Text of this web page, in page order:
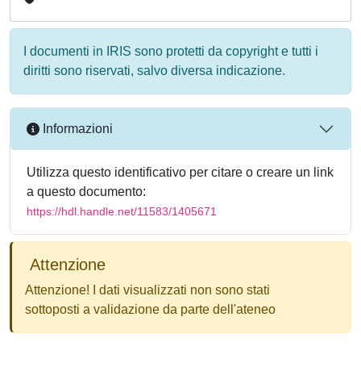
I documenti in IRIS sono protetti da copyright e tutti i
diritti sono riservati, salvo diversa indicazione.
Informazioni
Utilizza questo identificativo per citare o creare un link
a questo documento:
https://hdl.handle.net/11583/1405671
Attenzione
Attenzione! I dati visualizzati non sono stati
sottoposti a validazione da parte dell'ateneo